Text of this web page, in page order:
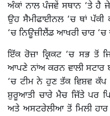
ਅੰਕਾਂ ਨਾਲ ਪੰਜਵੇਂ ਸਥਾਨ ‘ਤੇ ਹੈ
ਉਹ ਸੈਮੀਫਾਈਨਲ ‘ਚ ਥਾਂ ਪੱਕੀ
‘ਚ ਨਿਊਜ਼ੀਲੈਂਡ ਆਖਰੀ ਚਾਰ ‘ਚ
ਇੱਕ ਰੋਜ਼ਾ ਕ੍ਰਿਕਟ ‘ਚ ਸਭ ਤੋਂ
ਆਪਣੇ ਨਾਂਅ ਕਰਨ ਵਾਲੀ ਸਟਾਰ
‘ਚ ਟੀਮ ਨੇ ਹੁਣ ਤੱਕ ਵਿਸ਼ਵ
ਸ਼ੁਰੂਆਤੀ ਚਾਰੇ ਮੈਚ ਜਿੱਤੇ ਪਰ
ਅਤੇ ਅਸਟਰੇਲੀਆ ਤੋਂ ਮਿਲੀ